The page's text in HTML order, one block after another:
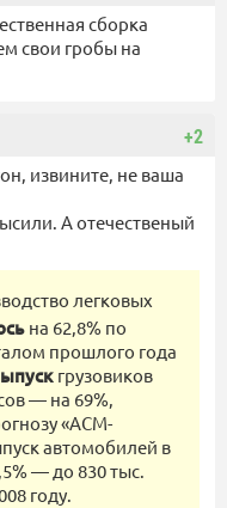
сборка
свои гробы на
+2
извините, не ваша
А отечественый
легковых
на 62,8% по
прошлого года
грузовиков
— на 69%,
«АСМ-
автомобилей в
— до 830 тыс.
году.